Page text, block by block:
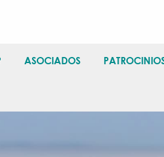
ASOCIADOS